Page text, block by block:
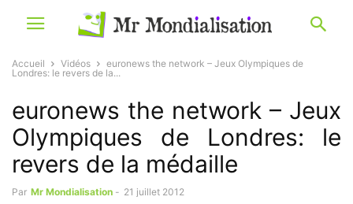
Accueil Vidéos
euronews the network – Jeux Olympiques de
Londres: le revers de la...
euronews the network – Jeux
Olympiques de Londres: le
revers de la médaille
Par Mr Mondialisation - 21 juillet 2012